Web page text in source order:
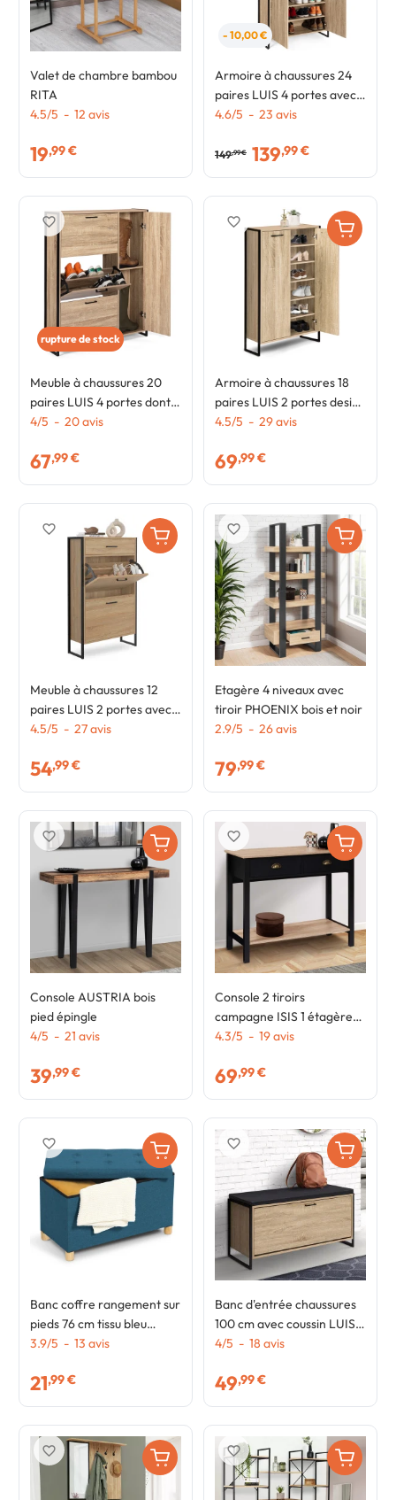
Valet de chambre bambou
RITA
4.5/5 - 12 avis
19,99 €
- 10,00 €
Armoire à chaussures 24
paires LUIS 4 portes avec
tiroir design industriel H.
4.6/5 - 23 avis
149,99 € 139,99 €
rupture de stock
Meuble à chaussures 20
paires LUIS 4 portes dont 1
placard design industriel
4/5 - 20avis
67,99 €
favorite_border
Armoire à chaussures 18
paires LUIS 2 portes design
industriel
4.5/5 - 29avis
69,99 €
favorite_border
Meuble à chaussures 12
paires LUIS 2 portes avec
tiroir design industriel
4.5/5 - 27avis
54,99 €
favorite_border
Etagère 4 niveaux avec
tiroir PHOENIX bois et noir
2.9/5 - 26avis
79,99 €
favorite_border
Console AUSTRIA bois
pied épingle
4/5 - 21 avis
39,99 €
favorite_border
Console 2 tiroirs
campagne ISIS 1 étagère
bois et noir
4.3/5 - 19avis
69,99 €
favorite_border
Banc coffre rangement sur
pieds 76 cm tissu bleu
canard
3.9/5 - 13 avis
21,99 €
favorite_border
Banc d'entrée chaussures
100 cm avec coussin LUIS
design industriel
4/5 - 18 avis
49,99 €
favorite_border
favorite_border favorite_border